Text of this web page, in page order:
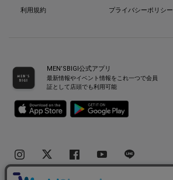
利用規約
プライバシーポリシー
MEN’SBIGI公式アプリ
最新情報やイベント情報をこれ一つで会員
証として店頭でも利用可能